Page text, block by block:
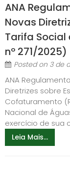
ANA
Novas
Tarifa
nº 271/2025)
Posted on 3 de
ANA
Diretrizes sobre
Cofaturamento
Nacional de
exercício de sua
Leia Mais...